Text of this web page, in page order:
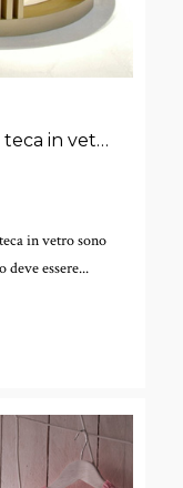
Operazione trasparenza: la teca in vetro
in vetro sono
deve essere...